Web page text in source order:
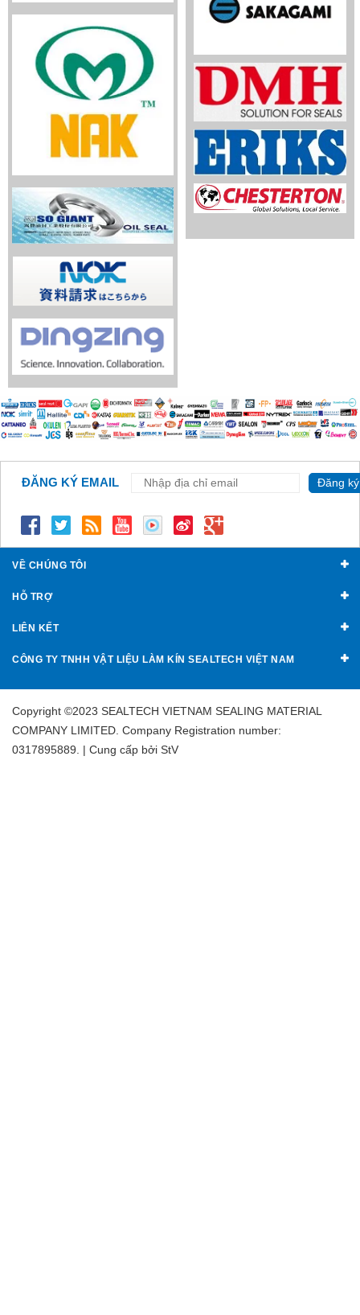
ĐĂNG KÝ EMAIL Đăng ký
VỀ CHÚNG TÔI
HỖ TRỢ
LIÊN KẾT
CÔNG TY TNHH VẬT LIỆU LÀM KÍN SEALTECH VIỆT NAM
Copyright ©2023 SEALTECH VIETNAM SEALING MATERIAL
COMPANY LIMITED. Company Registration number:
0317895889. | Cung cấp bởi StV